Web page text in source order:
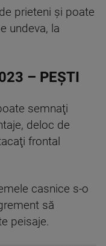
prieteni şi poate
undeva, la
– PEŞTI
semnaţi
deloc de
frontal
casnice s-o
să
peisaje.